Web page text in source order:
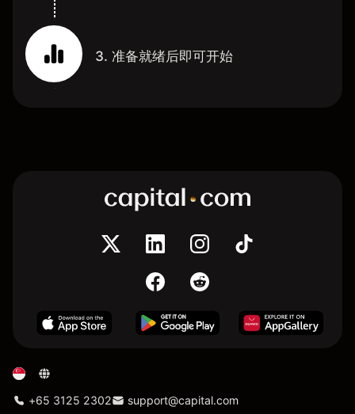
3. 准备就绪后即可开始
+65 3125 2302 support@capital.com